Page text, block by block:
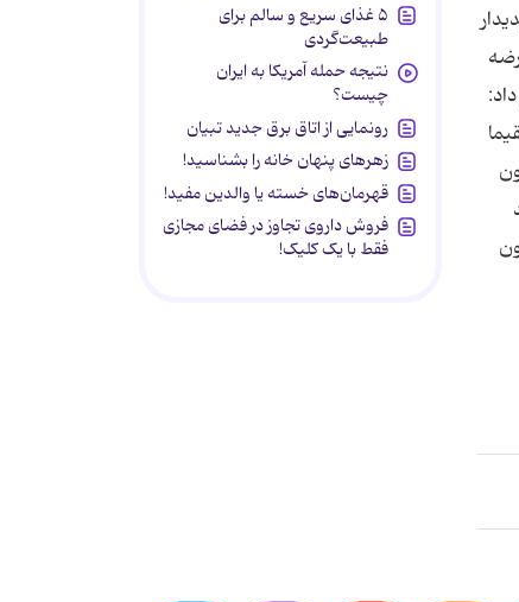
۳۰ درصد
و اگر تولید آن‌ها ۱۰ میلیون
۵ غذای سریع و سالم برای
طبیعت‌گردی
نتیجه حمله آمریکا به ایران
چیست؟
رونمایی از اتاق برق جدید تبیان
زهرهای پنهان خانه را بشناسید!
قهرمان‌های خسته یا والدین مفید!
فروش داروی تجاوز در فضای مجازی
فقط با یک کلیک!